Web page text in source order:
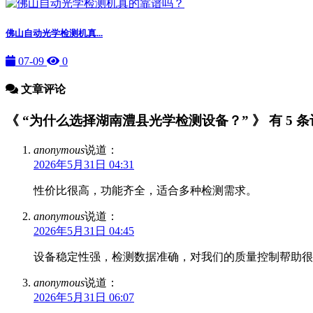
佛山自动光学检测机真...
07-09 0
文章评论
《 “为什么选择湖南澧县光学检测设备？” 》 有 5
anonymous说道：
2026年5月31日 04:31
性价比很高，功能齐全，适合多种检测需求。
anonymous说道：
2026年5月31日 04:45
设备稳定性强，检测数据准确，对我们的质量控制帮助很
anonymous说道：
2026年5月31日 06:07